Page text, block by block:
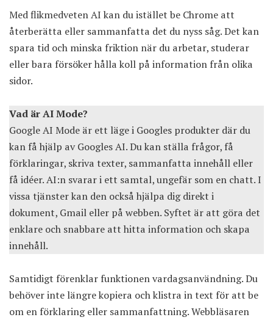
Med flikmedveten AI kan du istället be Chrome att
återberätta eller sammanfatta det du nyss såg. Det kan
spara tid och minska friktion när du arbetar, studerar
eller bara försöker hålla koll på information från olika
sidor.
Vad är AI Mode?
Google AI Mode är ett läge i Googles produkter där du
kan få hjälp av Googles AI. Du kan ställa frågor, få
förklaringar, skriva texter, sammanfatta innehåll eller
få idéer. AI:n svarar i ett samtal, ungefär som en chatt. I
vissa tjänster kan den också hjälpa dig direkt i
dokument, Gmail eller på webben. Syftet är att göra det
enklare och snabbare att hitta information och skapa
innehåll.
Samtidigt förenklar funktionen vardagsanvändning. Du
behöver inte längre kopiera och klistra in text för att be
om en förklaring eller sammanfattning. Webbläsaren